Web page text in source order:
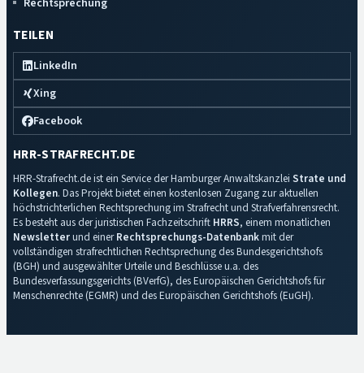
TEILEN
LinkedIn
Xing
Facebook
HRR-STRAFRECHT.DE
HRR-Strafrecht.de ist ein Service der Hamburger Anwaltskanzlei Strate und
Kollegen. Das Projekt bietet einen kostenlosen Zugang zur aktuellen
höchstrichterlichen Rechtsprechung im Strafrecht und Strafverfahrensrecht.
Es besteht aus der juristischen Fachzeitschrift HRRS, einem monatlichen
Newsletterund einerRechtsprechungs-Datenbankmit der
vollständigen strafrechtlichen Rechtsprechung des Bundesgerichtshofs
(BGH) und ausgewählter Urteile und Beschlüsse u.a. des
Bundesverfassungsgerichts (BVerfG), des Europäischen Gerichtshofs für
Menschenrechte (EGMR) und des Europäischen Gerichtshofs (EuGH).